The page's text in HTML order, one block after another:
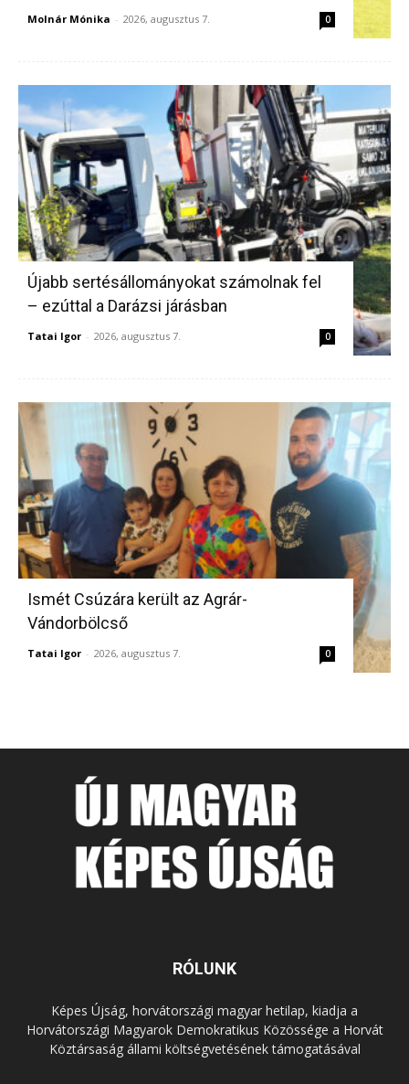
Molnár Mónika - 2026, augusztus 7. 0
Újabb sertésállományokat számolnak fel
– ezúttal a Darázsi járásban
Tatai Igor - 2026, augusztus 7. 0
Ismét Csúzára került az Agrár-
Vándorbölcső
Tatai Igor - 2026, augusztus 7. 0
RÓLUNK
Képes Újság, horvátországi magyar hetilap, kiadja a
Horvátországi Magyarok Demokratikus Közössége a Horvát
Köztársaság állami költségvetésének támogatásával